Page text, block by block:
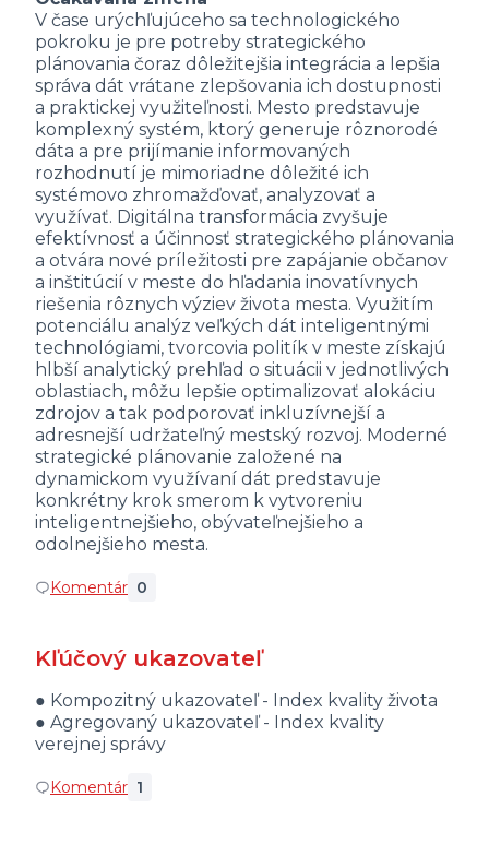
V čase urýchľujúceho sa technologického
pokroku je pre potreby strategického
plánovania čoraz dôležitejšia integrácia a lepšia
správa dát vrátane zlepšovania ich dostupnosti
a praktickej využiteľnosti. Mesto predstavuje
komplexný systém, ktorý generuje rôznorodé
dáta a pre prijímanie informovaných
rozhodnutí je mimoriadne dôležité ich
systémovo zhromažďovať, analyzovať a
využívať. Digitálna transformácia zvyšuje
efektívnosť a účinnosť strategického plánovania
a otvára nové príležitosti pre zapájanie občanov
a inštitúcií v meste do hľadania inovatívnych
riešenia rôznych výziev života mesta. Využitím
potenciálu analýz veľkých dát inteligentnými
technológiami, tvorcovia politík v meste získajú
hlbší analytický prehľad o situácii v jednotlivých
oblastiach, môžu lepšie optimalizovať alokáciu
zdrojov a tak podporovať inkluzívnejší a
adresnejší udržateľný mestský rozvoj. Moderné
strategické plánovanie založené na
dynamickom využívaní dát predstavuje
konkrétny krok smerom k vytvoreniu
inteligentnejšieho, obývateľnejšieho a
odolnejšieho mesta.
Komentár 0
Kľúčový ukazovateľ
● Kompozitný ukazovateľ - Index kvality života
● Agregovaný ukazovateľ - Index kvality
verejnej správy
Komentár 1